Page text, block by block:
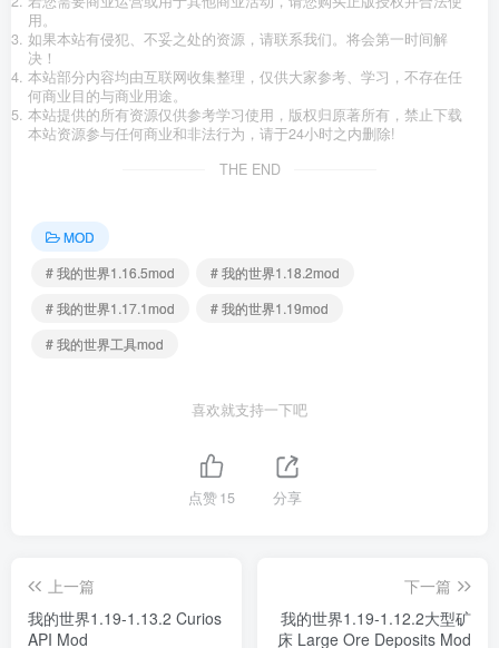
用。
如果本站有侵犯、不妥之处的资源，请联系我们。将会第一时间解
决！
本站部分内容均由互联网收集整理，仅供大家参考、学习，不存在任
何商业目的与商业用途。
本站提供的所有资源仅供参考学习使用，版权归原著所有，禁止下载
本站资源参与任何商业和非法行为，请于24小时之内删除!
THE END
MOD
# 我的世界1.16.5mod
# 我的世界1.18.2mod
# 我的世界1.17.1mod
# 我的世界1.19mod
# 我的世界工具mod
喜欢就支持一下吧
点赞15 分享
上一篇
我的世界1.19-1.13.2 Curios
API Mod
下一篇
我的世界1.19-1.12.2大型矿
床 Large Ore Deposits Mod